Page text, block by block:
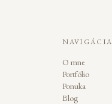
NAVIGÁCIA
O mne
Portfólio
Ponuka
Blog